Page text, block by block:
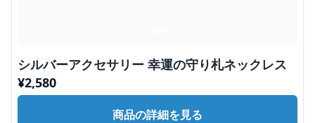
シルバーアクセサリー 幸運の守り札ネックレス
¥2,580
商品の詳細を見る